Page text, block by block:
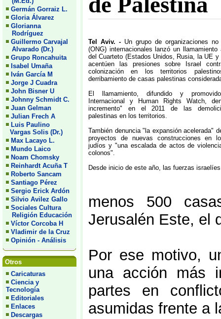
Germán Gorraiz L.
Gloria Álvarez
Glorianna
Rodríguez
Guillermo Carvajal
Alvarado (Dr.)
Grupo Roncahuita
Isabel Umaña
Iván García M
Jorge J Cuadra
John Bisner U
Johnny Schmidt C.
Juan Gelman
Julian Frech A
Luis Paulino
Vargas Solis (Dr.)
Max Lacayo L.
Mundo Laico
Noam Chomsky
Reinhardt Acuña T
Roberto Sancam
Santiago Pérez
Sergio Erick Ardón
Silvio Avilez Gallo
Sociales Cultura
Religión Educación
Víctor Corcoba H
Vladimir de la Cruz
Opinión - Análisis
Otros
Caricaturas
Ciencia y
Tecnología
Editoriales
Enlaces
Descargas
Tel Aviv. - Un grupo de organizaciones no
(ONG) internacionales lanzó un llamamiento
del Cuarteto (Estados Unidos, Rusia, la UE y
acentúen las presiones sobre Israel
colonización en los territorios
derribamiento de casas palestinas
El llamamiento, difundido y
Internacional y Human Rights Watch,
incremento" en el 2011 de las
palestinas en los territorios.
También denuncia "la expansión acelerada"
proyectos de nuevas construcciones en
judíos y "una escalada de actos de
colonos".
Desde inicio de este año, las fuerzas
menos 500
Jerusalén Este, el
Por ese motivo,
una acción más
partes en
asumidas frente a